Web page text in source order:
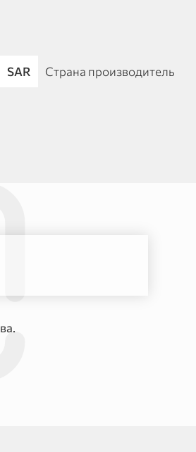
SAR Страна производитель